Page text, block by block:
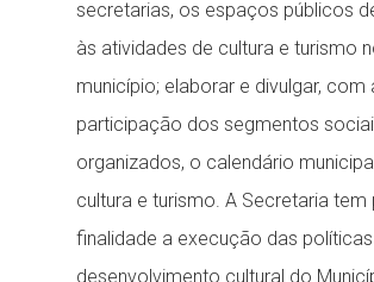
secretarias, os espaços públicos
às atividades de cultura e turismo
município; elaborar e divulgar, com
participação dos segmentos
organizados, o calendário
cultura e turismo. A Secretaria tem
finalidade a execução das
desenvolvimento cultural do